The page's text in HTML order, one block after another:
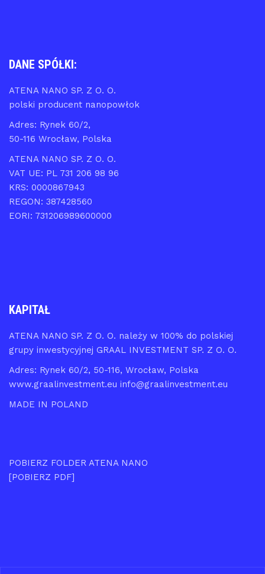
DANE SPÓŁKI:
ATENA NANO SP. Z O. O.
polski producent nanopowłok
Adres: Rynek 60/2,
50-116 Wrocław, Polska
ATENA NANO SP. Z O. O.
VAT UE: PL 731 206 98 96
KRS: 0000867943
REGON: 387428560
EORI: 731206989600000
KAPITAŁ
ATENA NANO SP. Z O. O. należy w 100% do polskiej
grupy inwestycyjnej GRAAL INVESTMENT SP. Z O. O.
Adres: Rynek 60/2, 50-116, Wrocław, Polska
www.graalinvestment.eu info@graalinvestment.eu
MADE IN POLAND
POBIERZ FOLDER ATENA NANO
[POBIERZ PDF]